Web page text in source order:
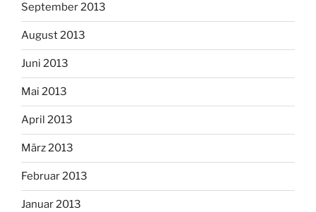
September 2013
August 2013
Juni 2013
Mai 2013
April 2013
März 2013
Februar 2013
Januar 2013